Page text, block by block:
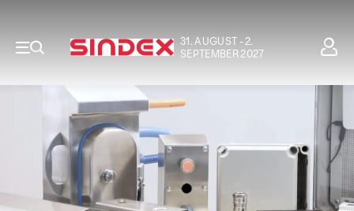
31. AUGUST - 2.
SEPTEMBER 2027